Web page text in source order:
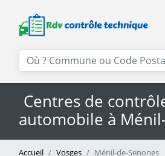
Centres de
automobile à
Accueil Vosges Ménil-de-Senones